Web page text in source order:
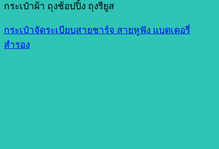
กระเป๋าผ้า ถุงช้อปปิ้ง ถุงรียูส
กระเป๋าจัดระเบียบสายชาร์จ สายหูฟัง แบตเตอรี่
สำรอง